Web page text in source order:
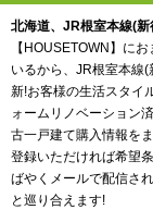
北海道、JR根室本線(新
【HOUSETOWN】に
いるから、JR根室本線
新!お客様の生活スタイ
ォームリノベーション
古一戸建て購入情報を
登録いただければ希望
ばやくメールで配信さ
と巡り合えます!